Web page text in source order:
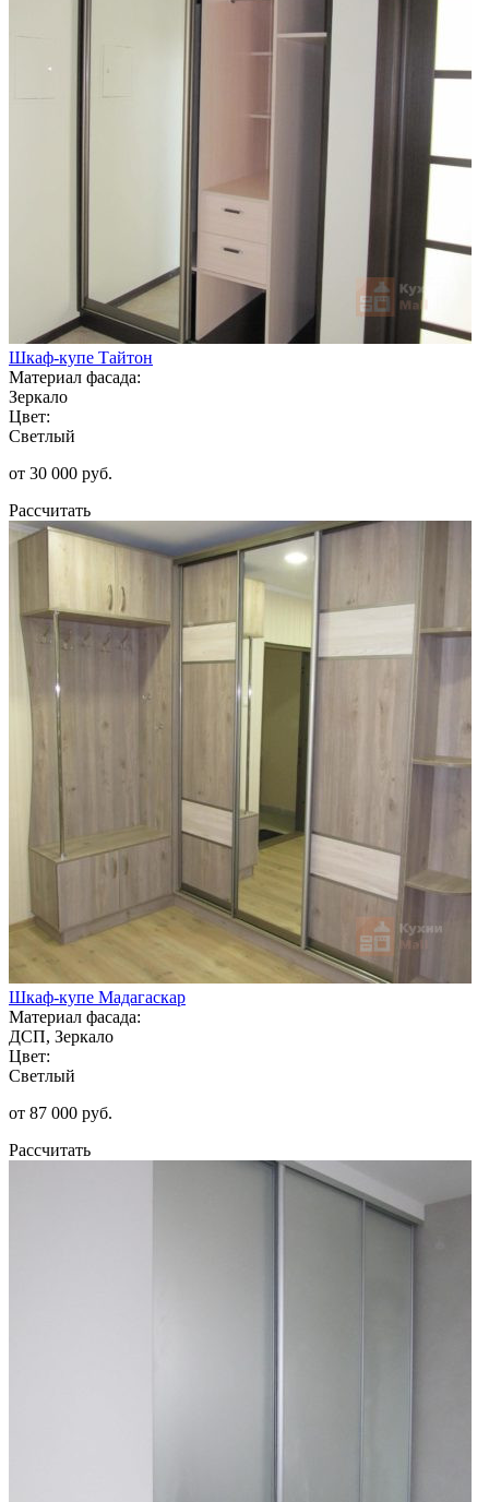
Шкаф-купе Тайтон
Материал фасада:
Зеркало
Цвет:
Светлый
от 30 000 руб.
Рассчитать
Шкаф-купе Мадагаскар
Материал фасада:
ДСП, Зеркало
Цвет:
Светлый
от 87 000 руб.
Рассчитать